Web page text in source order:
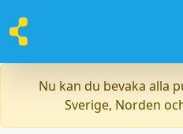
Nu kan du bevaka alla
Sverige, Norden